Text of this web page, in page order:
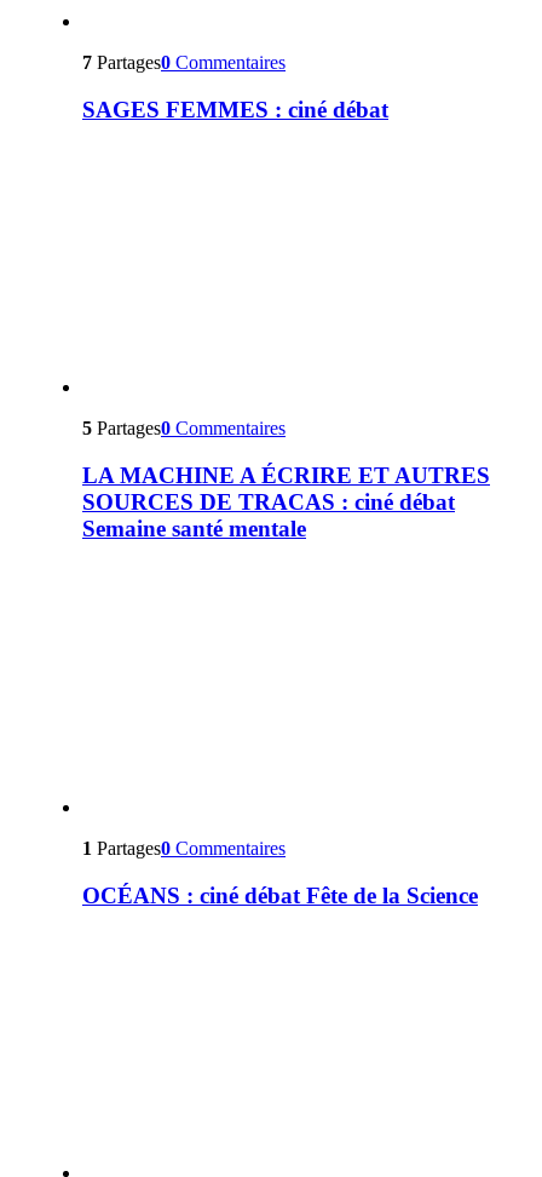
7 Partages0 Commentaires
SAGES FEMMES : ciné débat
5 Partages0 Commentaires
LA MACHINE A ÉCRIRE ET AUTRES
SOURCES DE TRACAS : ciné débat
Semaine santé mentale
1 Partages0 Commentaires
OCÉANS : ciné débat Fête de la Science